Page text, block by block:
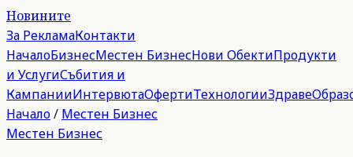
Новините
За РекламаКонтакти
НачалоБизнесМестен БизнесНови ОбектиПродукти
и УслугиСъбития и
КампанииИнтервютаОфертиТехнологииЗдраве
Начало/ Местен Бизнес
Местен Бизнес